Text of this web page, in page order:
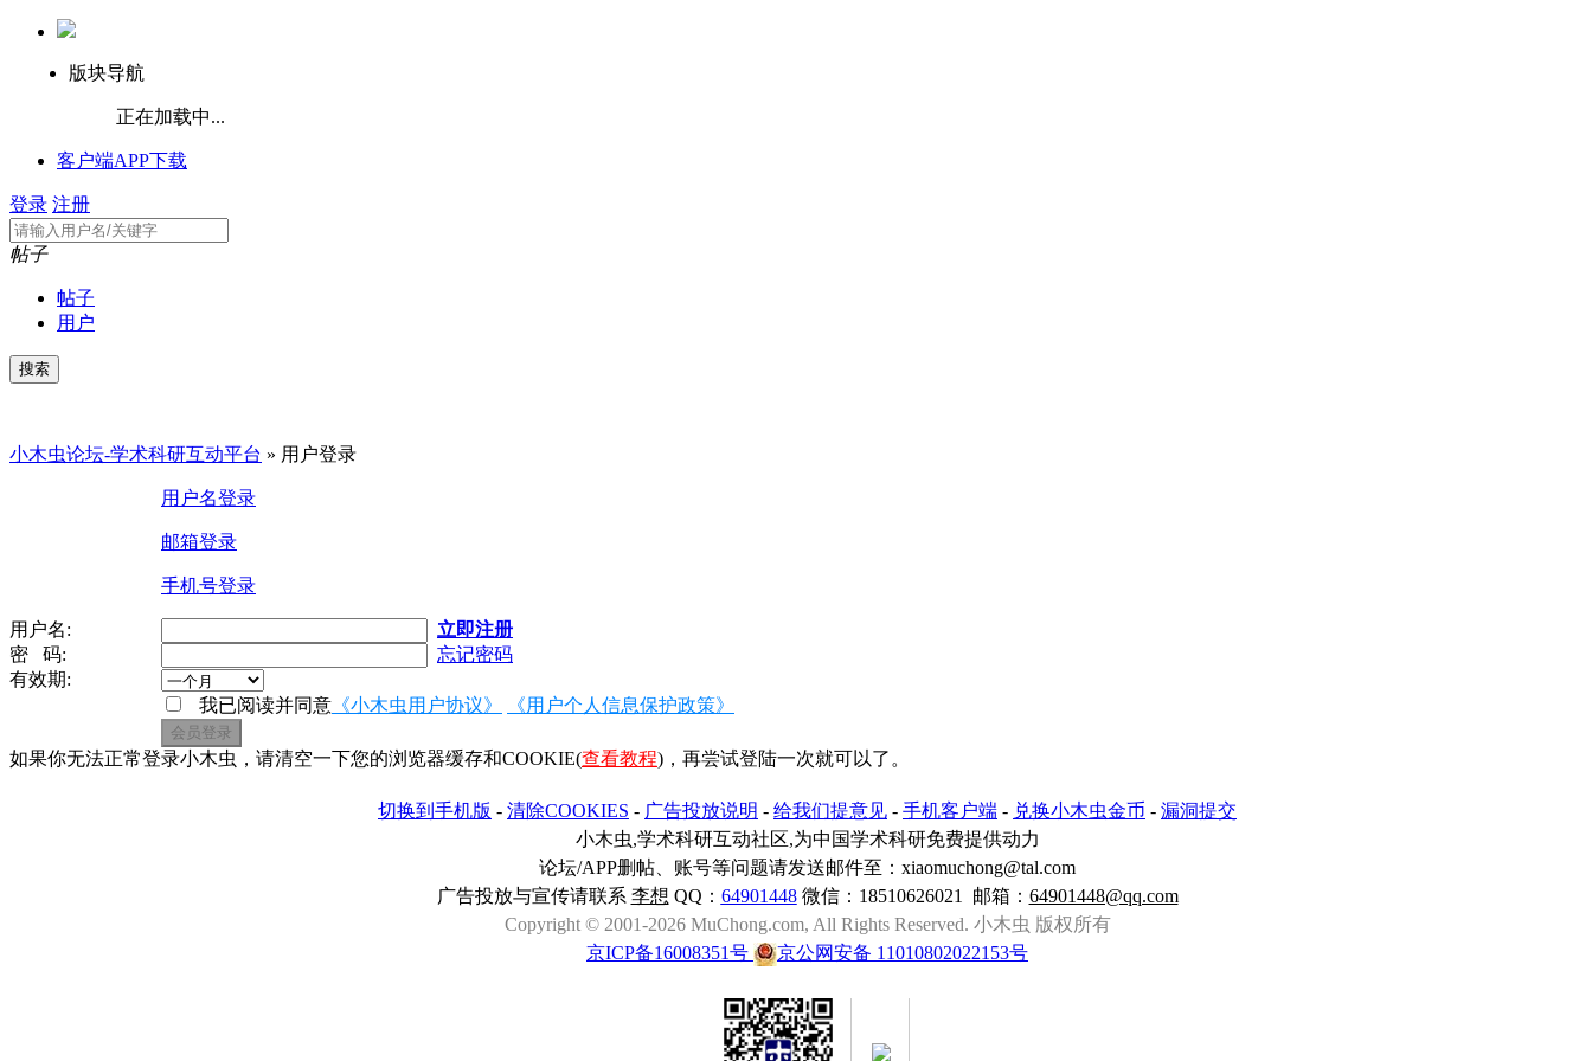
版块导航
正在加载中...
客户端APP下载
登录 注册
帖子
帖子
用户
小木虫论坛-学术科研互动平台 » 用户登录
用户名登录
邮箱登录
手机号登录
用户名:
立即注册
密 码:
忘记密码
有效期:
我已阅读并同意 《小木虫用户协议》 《用户个人信息保护政策》
如果你无法正常登录小木虫，请清空一下您的浏览器缓存和COOKIE(查看教程)，再尝试登陆一次就可以了。
切换到手机版 - 清除COOKIES - 广告投放说明 - 给我们提意见 - 手机客户端 - 兑换小木虫金币 - 漏洞提交
小木虫,学术科研互动社区,为中国学术科研免费提供动力
论坛/APP删帖、账号等问题请发送邮件至：xiaomuchong@tal.com
广告投放与宣传请联系 李想 QQ： 64901448微信：18510626021 邮箱： 64901448@qq.com
Copyright © 2001-2026 MuChong.com, All Rights Reserved. 小木虫 版权所有
京ICP备16008351号
京公网安备 11010802022153号